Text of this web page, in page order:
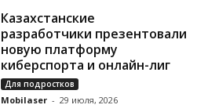
Казахстанские
разработчики презентовали
новую платформу
киберспорта и онлайн-лиг
Для подростков
Mobilaser - 29 июля, 2026